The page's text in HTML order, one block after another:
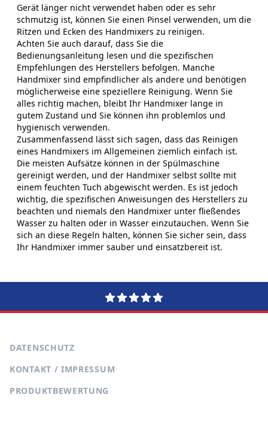
Gerät länger nicht verwendet haben oder es sehr
schmutzig ist, können Sie einen Pinsel verwenden, um die
Ritzen und Ecken des Handmixers zu reinigen.
Achten Sie auch darauf, dass Sie die
Bedienungsanleitung lesen und die spezifischen
Empfehlungen des Herstellers befolgen. Manche
Handmixer sind empfindlicher als andere und benötigen
möglicherweise eine speziellere Reinigung. Wenn Sie
alles richtig machen, bleibt Ihr Handmixer lange in
gutem Zustand und Sie können ihn problemlos und
hygienisch verwenden.
Zusammenfassend lässt sich sagen, dass das Reinigen
eines Handmixers im Allgemeinen ziemlich einfach ist.
Die meisten Aufsätze können in der Spülmaschine
gereinigt werden, und der Handmixer selbst sollte mit
einem feuchten Tuch abgewischt werden. Es ist jedoch
wichtig, die spezifischen Anweisungen des Herstellers zu
beachten und niemals den Handmixer unter fließendes
Wasser zu halten oder in Wasser einzutauchen. Wenn Sie
sich an diese Regeln halten, können Sie sicher sein, dass
Ihr Handmixer immer sauber und einsatzbereit ist.
DATENSCHUTZ
KONTAKT / IMPRESSUM
PRODUKTBEWERTUNG